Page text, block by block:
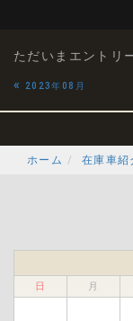
ただいまエントリ
«
2023年08月
ホーム 在庫車紹
日 月